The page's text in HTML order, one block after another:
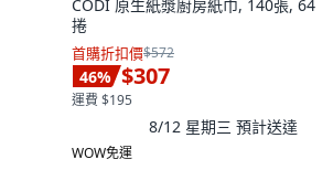
CODI 原生紙漿廚房紙巾, 140張, 64
捲
首購折扣價$572
46% $307
運費 $195
8/12 星期三 預計送達
WOW免運